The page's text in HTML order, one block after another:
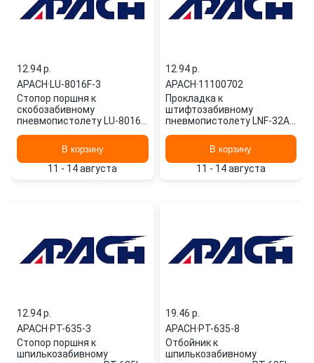
12.94 p.
APACH·LU-8016F-3
Стопор поршня к
скобозабивному
пневмопистолету LU-8016F
В корзину
11 - 14 августа
12.94 p.
APACH·11100702
Прокладка к
штифтозабивному
пневмопистолету LNF-32AC
В корзину
11 - 14 августа
12.94 p.
APACH·PT-635-3
Стопор поршня к
шпилькозабивному
19.46 p.
APACH·PT-635-8
Отбойник к
шпилькозабивному